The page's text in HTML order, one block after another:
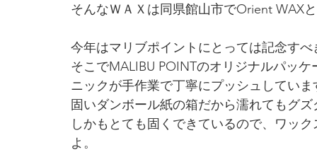
そんなＷＡＸは同県館山市でOrient WAX
今年はマリブポイントにとっては記念すべ
そこでMALIBU POINTのオリジナルパッ
ニックが手作業で丁寧にプッシュしていま
固いダンボール紙の箱だから濡れてもグ
しかもとても固くできているので、ワッ
よ。